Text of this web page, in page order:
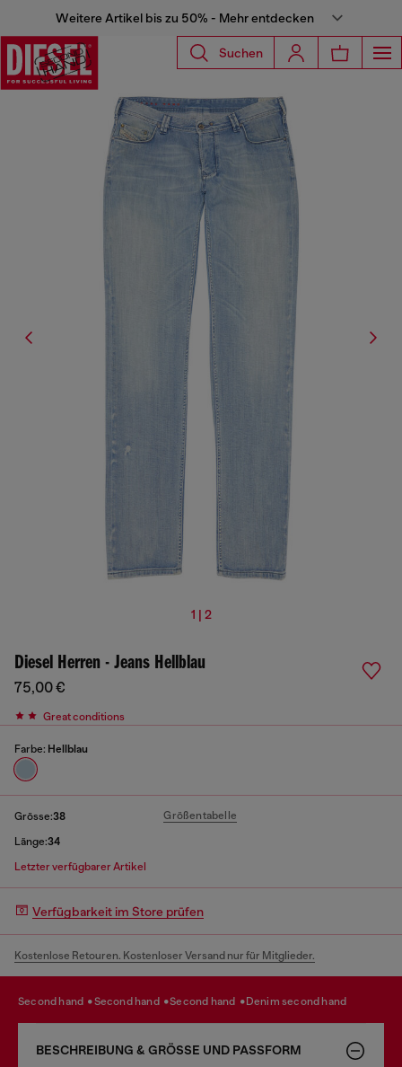
Weitere Artikel bis zu 50% - Mehr entdecken
Suchen
1 | 2
Diesel Herren - Jeans Hellblau
75,00 €
Great conditions
Farbe: Hellblau
Grösse:38 Größentabelle
Länge:34
Letzter verfügbarer Artikel
Verfügbarkeit im Store prüfen
Kostenlose Retouren. Kostenloser Versand nur für Mitglieder.
second hand second hand second hand denim second hand
BESCHREIBUNG & GRÖSSE UND PASSFORM